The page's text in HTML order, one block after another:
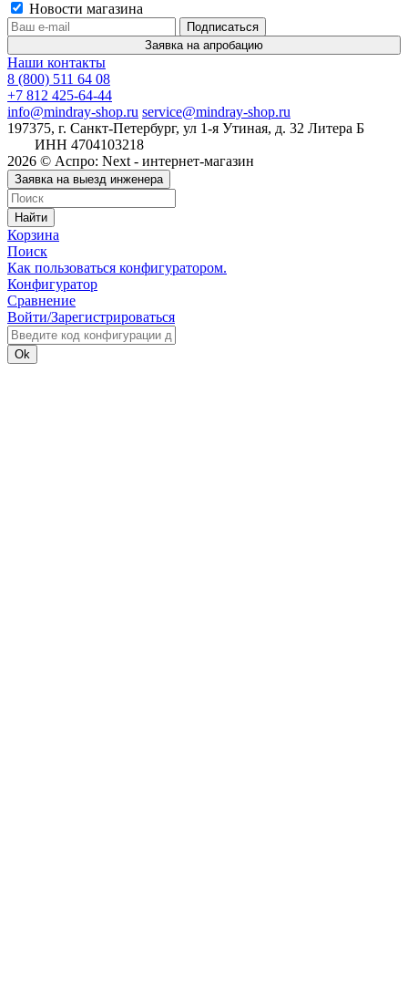
Новости магазина
Заявка на апробацию
Наши контакты
8 (800) 511 64 08
+7 812 425-64-44
info@mindray-shop.ru service@mindray-shop.ru
197375, г. Санкт-Петербург, ул 1-я Утиная, д. 32 Литера Б
ИНН 4704103218
2026 © Аспро: Next - интернет-магазин
Заявка на выезд инженера
Найти
Корзина
Поиск
Как пользоваться конфигуратором.
Конфигуратор
Сравнение
Войти/Зарегистрироваться
Ok